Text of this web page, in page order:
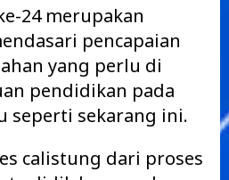
24 merupakan
pencapaian
yang perlu di
pendidikan pada
seperti sekarang ini.
calistung dari proses